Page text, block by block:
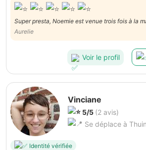
Super presta, Noemie est venue trois fois à la
soin de mes deux chats en mon absence, je la
hésiter, sérieuse et fiable. Merci Noemie !
Aurelie
Voir le profil
Vinciane
5/5 (2 avis)
Se déplace à Thuin
Identité vérifiée